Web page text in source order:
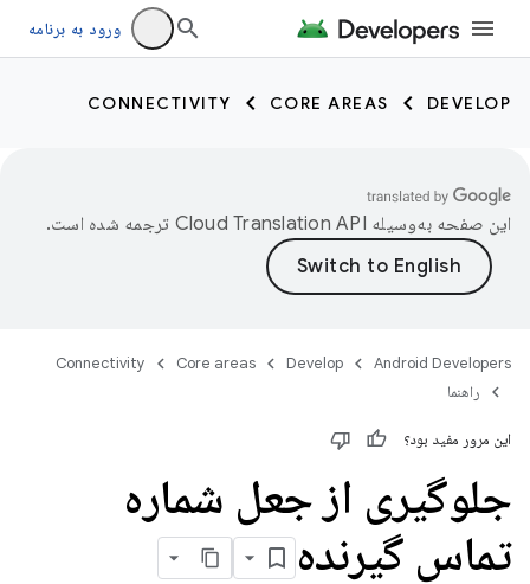
ورود به برنامه
DEVELOP
CORE AREAS
CONNECTIVITY
این صفحه به‌وسیله ترجمه شده است.
Android Developers
Develop
Core areas
Connectivity
راهنما
این مرور مفید بود؟
جلوگیری از جعل شماره
تماس گیرنده